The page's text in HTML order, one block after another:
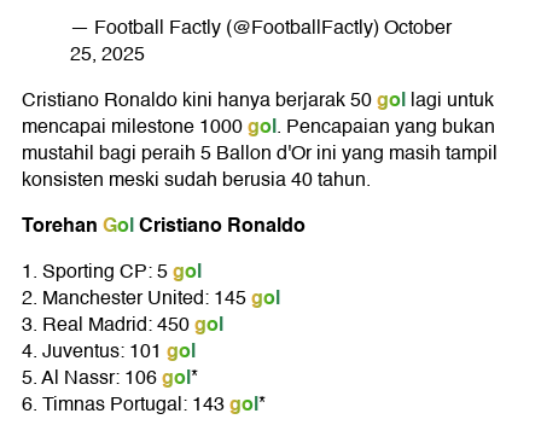
— Football Factly (@FootballFactly)October
25, 2025
Cristiano Ronaldo kini hanya berjarak 50gollagi untuk
mencapai milestone 1000gol. Pencapaian yang bukan
mustahil bagi peraih 5 Ballon d'Or ini yang masih tampil
konsisten meski sudah berusia 40 tahun.
TorehanGolCristiano Ronaldo
1. Sporting CP: 5gol
2. Manchester United: 145gol
3. Real Madrid: 450gol
4. Juventus: 101 gol
5. Al Nassr: 106gol*
6. Timnas Portugal: 143gol*